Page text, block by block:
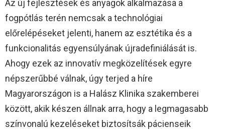
Az új fejlesztések és anyagok alkalmazása a
fogpótlás terén nemcsak a technológiai
előrelépéseket jelenti, hanem az esztétika és a
funkcionalitás egyensúlyának újradefiniálását is.
Ahogy ezek az innovatív megközelítések egyre
népszerűbbé válnak, úgy terjed a híre
Magyarországon is a Halász Klinika szakemberei
között, akik készen állnak arra, hogy a legmagasabb
színvonalú kezeléseket biztosítsák pácienseik